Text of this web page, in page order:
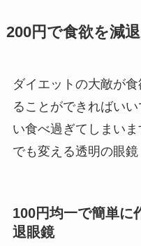
200円で食欲を減
ダイエットの大敵が
ることができればい
い食べ過ぎてしまい
でも変える透明の眼鏡
100円均一で簡単に
退眼鏡